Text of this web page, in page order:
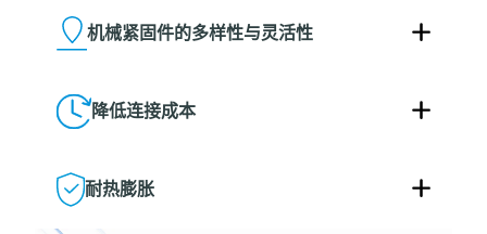
机械紧固件的多样性与灵活性
降低连接成本
耐热膨胀